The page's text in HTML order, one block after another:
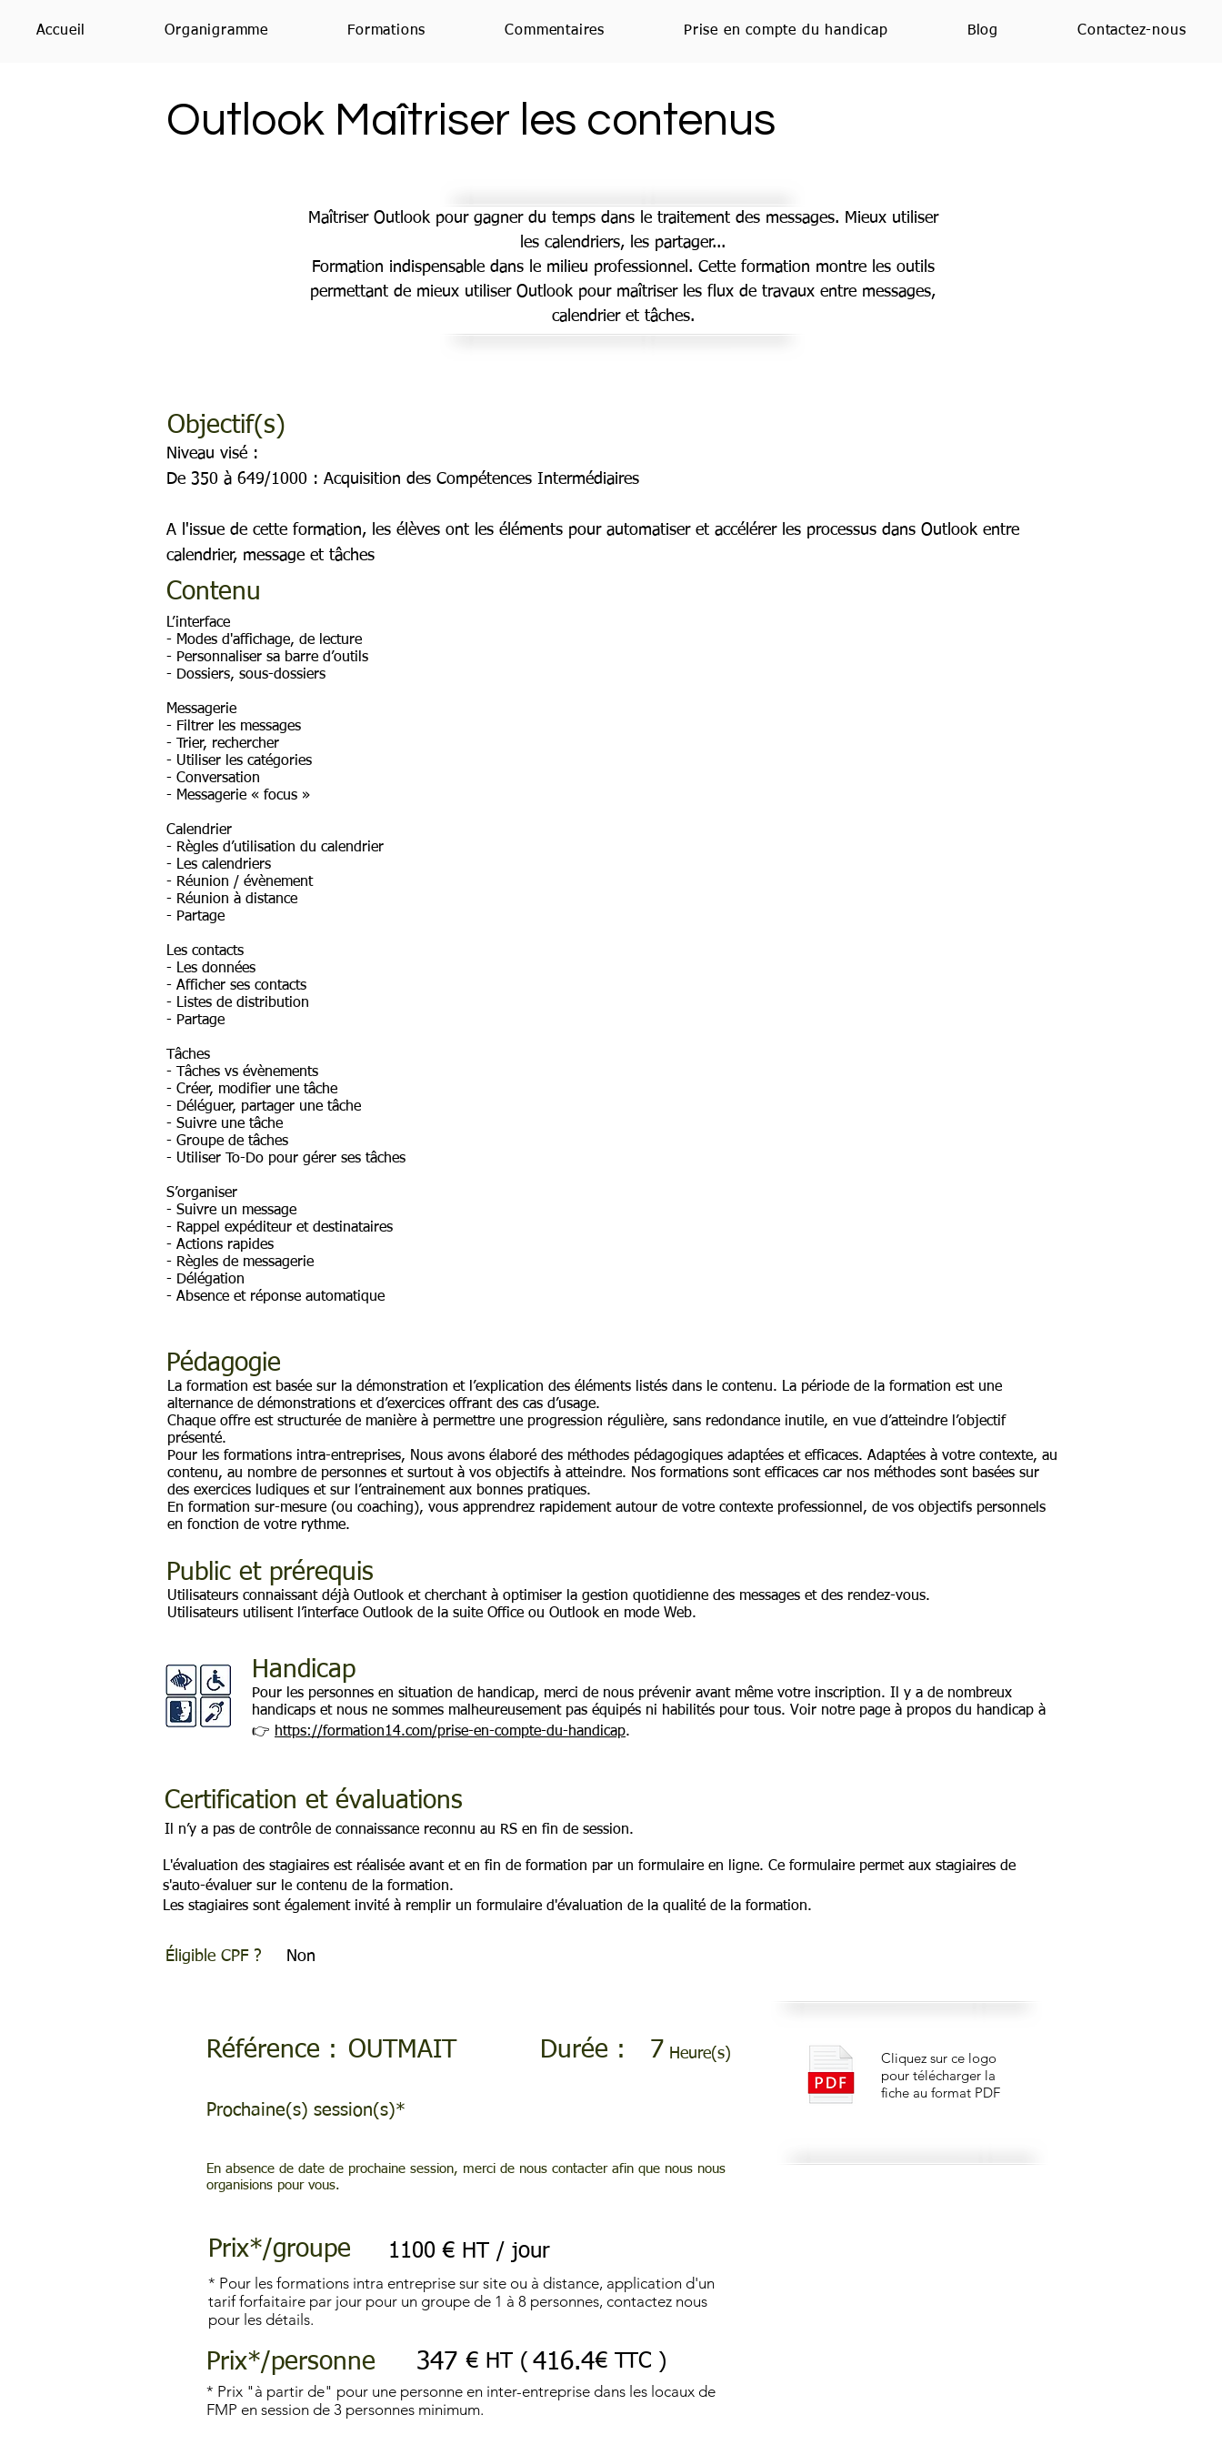
Accueil Organigramme Formations Commentaires Prise en compte du handicap Blog Contactez-nous
Outlook Maîtriser les contenus
Maîtriser Outlook pour gagner du temps dans le traitement des messages. Mieux utiliser
les calendriers, les partager...
Formation indispensable dans le milieu professionnel. Cette formation montre les outils
permettant de mieux utiliser Outlook pour maîtriser les flux de travaux entre messages,
calendrier et tâches.
Objectif(s)
Niveau visé :
De 350 à 649/1000 : Acquisition des Compétences Intermédiaires
A l'issue de cette formation, les élèves ont les éléments pour automatiser et accélérer les processus dans Outlook entre
calendrier, message et tâches
Contenu
L’interface
- Modes d'affichage, de lecture
- Personnaliser sa barre d’outils
- Dossiers, sous-dossiers
Messagerie
- Filtrer les messages
- Trier, rechercher
- Utiliser les catégories
- Conversation
- Messagerie « focus »
Calendrier
- Règles d’utilisation du calendrier
- Les calendriers
- Réunion / évènement
- Réunion à distance
- Partage
Les contacts
- Les données
- Afficher ses contacts
- Listes de distribution
- Partage
Tâches
- Tâches vs évènements
- Créer, modifier une tâche
- Déléguer, partager une tâche
- Suivre une tâche
- Groupe de tâches
- Utiliser To-Do pour gérer ses tâches
S’organiser
- Suivre un message
- Rappel expéditeur et destinataires
- Actions rapides
- Règles de messagerie
- Délégation
- Absence et réponse automatique
Pédagogie
La formation est basée sur la démonstration et l’explication des éléments listés dans le contenu. La période de la formation est une
alternance de démonstrations et d’exercices offrant des cas d’usage.
Chaque offre est structurée de manière à permettre une progression régulière, sans redondance inutile, en vue d’atteindre l’objectif
présenté.
Pour les formations intra-entreprises, Nous avons élaboré des méthodes pédagogiques adaptées et efficaces. Adaptées à votre contexte, au
contenu, au nombre de personnes et surtout à vos objectifs à atteindre. Nos formations sont efficaces car nos méthodes sont basées sur
des exercices ludiques et sur l’entrainement aux bonnes pratiques.
En formation sur-mesure (ou coaching), vous apprendrez rapidement autour de votre contexte professionnel, de vos objectifs personnels
en fonction de votre rythme.
Public et prérequis
Utilisateurs connaissant déjà Outlook et cherchant à optimiser la gestion quotidienne des messages et des rendez-vous.
Utilisateurs utilisent l’interface Outlook de la suite Office ou Outlook en mode Web.
Handicap
Pour les personnes en situation de handicap, merci de nous prévenir avant même votre inscription. Il y a de nombreux
handicaps et nous ne sommes malheureusement pas équipés ni habilités pour tous. Voir notre page à propos du handicap à
👉 https://formation14.com/prise-en-compte-du-handicap.
Certification et évaluations
Il n’y a pas de contrôle de connaissance reconnu au RS en fin de session.
L'évaluation des stagiaires est réalisée avant et en fin de formation par un formulaire en ligne. Ce formulaire permet aux stagiaires de
s'auto-évaluer sur le contenu de la formation.
Les stagiaires sont également invité à remplir un formulaire d'évaluation de la qualité de la formation.
Éligible CPF ? Non
Référence : OUTMAIT 7
Durée : Heure(s)
Prochaine(s) session(s)*
En absence de date de prochaine session, merci de nous contacter afin que nous nous
organisions pour vous.
Prix*/groupe 1100 € HT / jour
* Pour les formations intra entreprise sur site ou à distance, application d'un
tarif forfaitaire par jour pour un groupe de 1 à 8 personnes, contactez nous
pour les détails.
Prix*/personne 347 € HT ( 416.4€ TTC )
* Prix "à partir de" pour une personne en inter-entreprise dans les locaux de
FMP en session de 3 personnes minimum.
Cliquez sur ce logo
pour télécharger la
fiche au format PDF